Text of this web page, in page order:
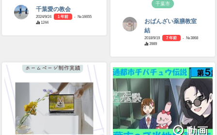
千葉愛の教会
2024/9/24 1 年前
- №16655
1244
千葉市
おばんざい薬膳教室
結
2018/9/19 7 年前
- №3868
3989
動画